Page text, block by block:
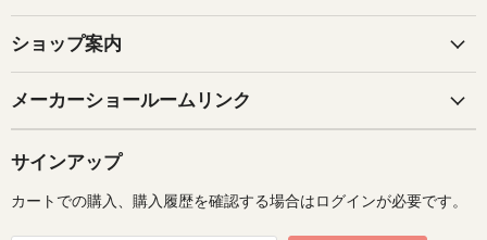
ショップ案内
メーカーショールームリンク
サインアップ
カートでの購入、購入履歴を確認する場合はログインが必要です。